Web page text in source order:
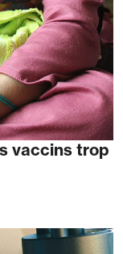
vaccins trop